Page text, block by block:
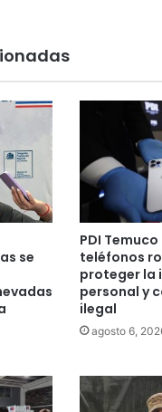
se
PDI
teléfonos
proteger la
personal y
ilegal
agosto 6,